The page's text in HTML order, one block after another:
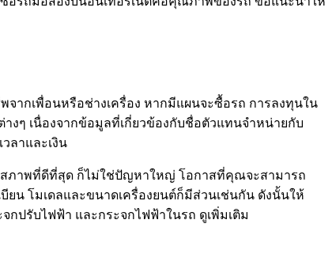
ากเพื่อนหรือช่างเครื่อง หากมีแผนจะซื้อรถ การลงทุนใน
งๆ เนื่องจากข้อมูลที่เกี่ยวข้องกับชื่อตัวแทนจำหน่ายกับ
ลาและเงิน
สภาพที่ดีที่สุด ก็ไม่ใช่ปัญหาใหญ่ โอกาสที่คุณจะสามารถ
น โมเดลและขนาดเครื่องยนต์ก็มีส่วนเช่นกัน ดังนั้นให้
ปรับไฟฟ้า และกระจกไฟฟ้าในรถ ดูเพิ่มเติม